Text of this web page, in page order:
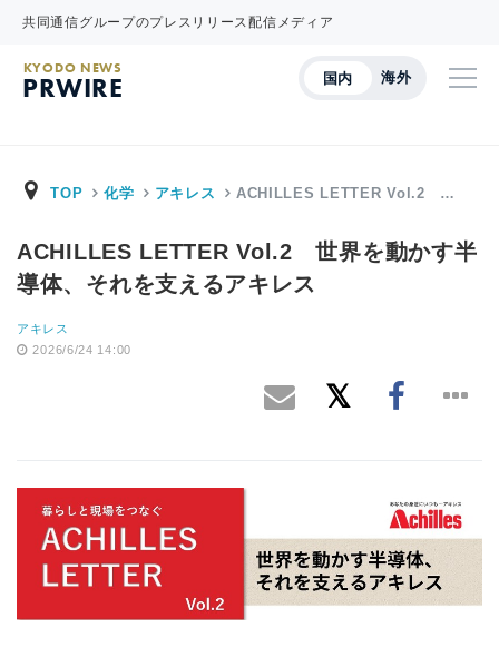
共同通信グループのプレスリリース配信メディア
国内 海外
KYODO NEWS
PRWIRE
TOP 化学 アキレス ACHILLES LETTER Vol.2 …
ACHILLES LETTER Vol.2 世界を動かす半
導体、それを支えるアキレス
アキレス
2026/6/24 14:00